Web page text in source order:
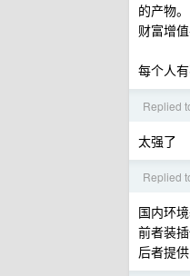
的产物。
财富增
每个人
Replied
太强了
Replied
国内环
前者装
后者提